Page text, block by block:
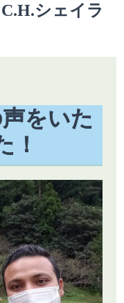
シェイラ
をいた
！